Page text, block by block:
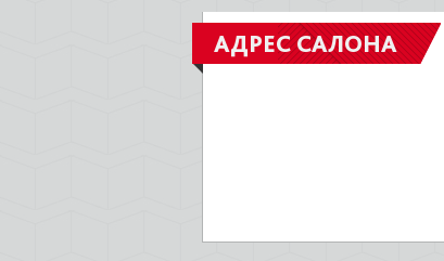
АДРЕС САЛОНА